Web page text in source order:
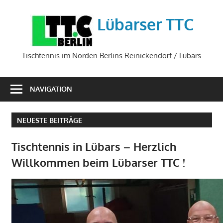
Lübarser TTC
Tischtennis im Norden Berlins Reinickendorf / Lübars
NAVIGATION
NEUESTE BEITRÄGE
Tischtennis in Lübars – Herzlich
Willkommen beim Lübarser TTC !